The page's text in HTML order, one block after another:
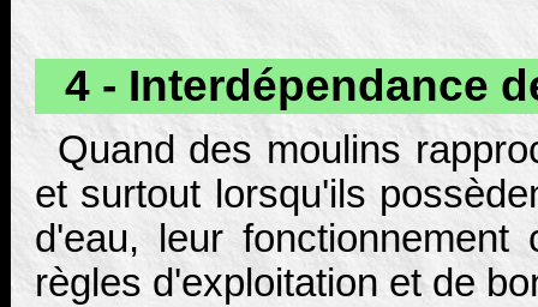
4 - Interdépendance
Quand des moulins
et surtout lorsqu'ils
d'eau, leur
règles d'exploitation et de